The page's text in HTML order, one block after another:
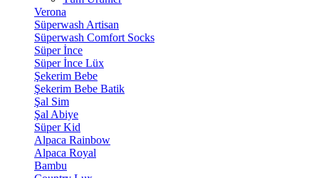
Verona
Süperwash Artisan
Süperwash Comfort Socks
Süper İnce
Süper İnce Lüx
Şekerim Bebe
Şekerim Bebe Batik
Şal Sim
Şal Abiye
Süper Kid
Alpaca Rainbow
Alpaca Royal
Bambu